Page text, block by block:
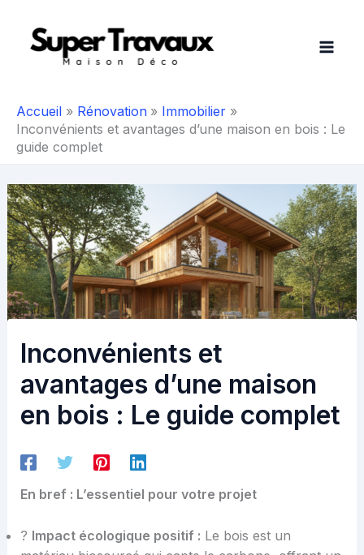
contenu
Accueil Rénovation
Immobilier
Inconvénients et avantages d’une maison en bois : Le
guide complet
Inconvénients et
avantages d’une maison
en bois : Le guide complet
En bref : L’essentiel pour votre projet
? Impact écologique positif : Le bois est un